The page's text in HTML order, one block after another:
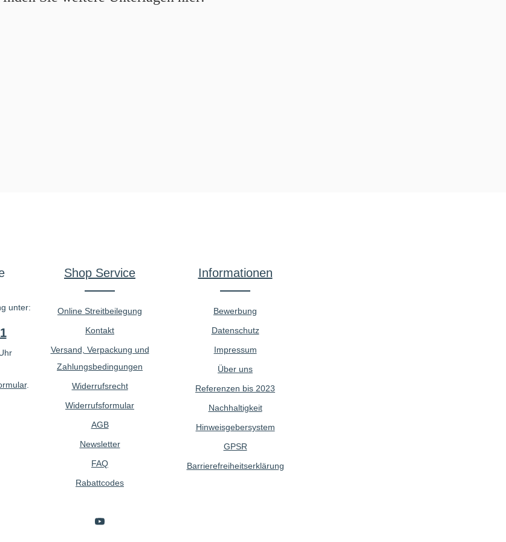
unter:
.
Shop Service
Online Streitbeilegung
Kontakt
Versand, Verpackung und
Zahlungsbedingungen
Widerrufsrecht
Widerrufsformular
AGB
Newsletter
FAQ
Rabattcodes
Informationen
Bewerbung
Datenschutz
Impressum
Über uns
Referenzen bis 2023
Nachhaltigkeit
Hinweisgebersystem
GPSR
Barrierefreiheitserklärung